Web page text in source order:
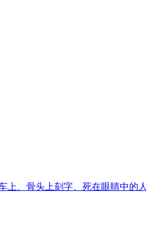
上、骨头上刻字、死在眼睛中的人